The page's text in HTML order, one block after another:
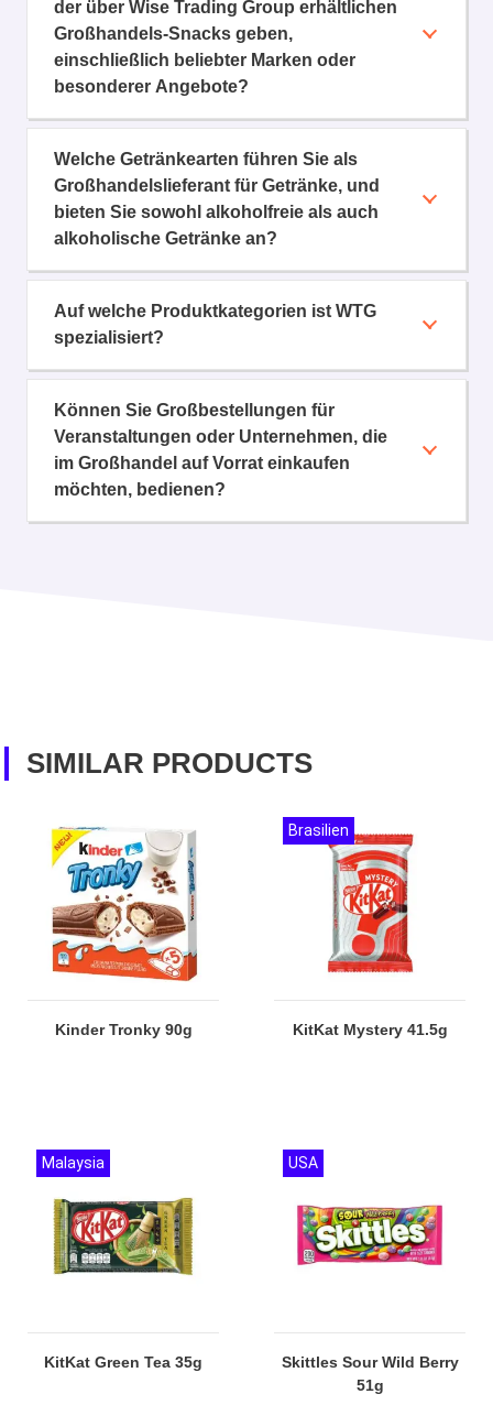
der über Wise Trading Group erhältlichen
Großhandels-Snacks geben,
einschließlich beliebter Marken oder
besonderer Angebote?
Welche Getränkearten führen Sie als
Großhandelslieferant für Getränke, und
bieten Sie sowohl alkoholfreie als auch
alkoholische Getränke an?
Auf welche Produktkategorien ist WTG
spezialisiert?
Können Sie Großbestellungen für
Veranstaltungen oder Unternehmen, die
im Großhandel auf Vorrat einkaufen
möchten, bedienen?
SIMILAR PRODUCTS
Kinder Tronky 90g KitKat Mystery 41.5g
Brasilien
KitKat Green Tea 35g
Malaysia
Skittles Sour Wild Berry
51g
USA